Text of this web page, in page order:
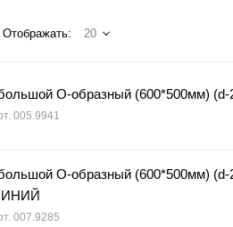
Отображать: 20
О-образный (600*500мм)
005.9941
О-образный (600*500мм) (d-
007.9285